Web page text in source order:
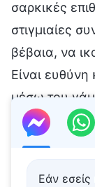
Εάν εσείς